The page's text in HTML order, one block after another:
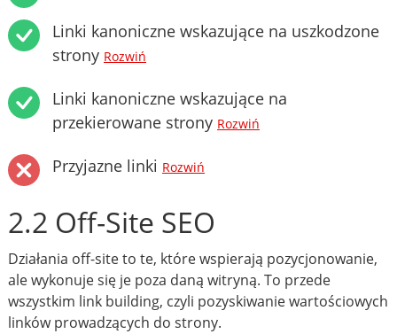
Linki kanoniczne wskazujące na uszkodzone
strony Rozwiń
Linki kanoniczne wskazujące na
przekierowane strony Rozwiń
Przyjazne linki Rozwiń
2.2 Off-Site SEO
Działania off-site to te, które wspierają pozycjonowanie,
ale wykonuje się je poza daną witryną. To przede
wszystkim link building, czyli pozyskiwanie wartościowych
linków prowadzących do strony.